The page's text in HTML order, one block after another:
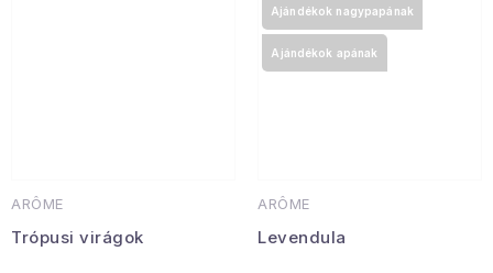
ARÔME
Trópusi virágok
ARÔME
Levendula
Ajándékok nagypapának
Ajándékok apának